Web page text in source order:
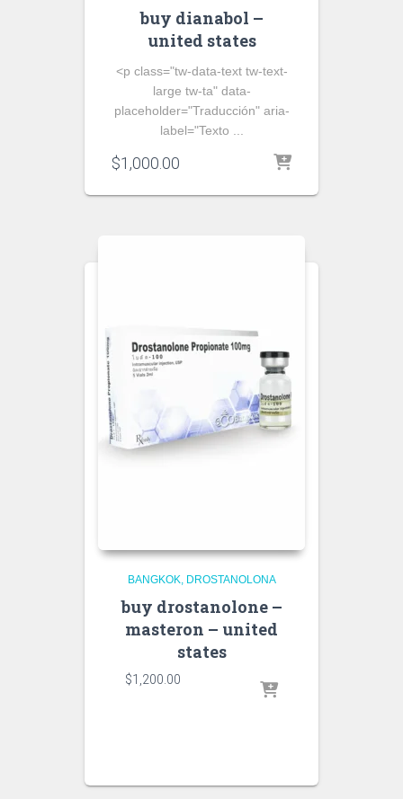
buy dianabol –
united states
<p class="tw-data-text tw-text-
large tw-ta" data-
placeholder="Traducción" aria-
label="Texto ...
$1,000.00
BANGKOK DROSTANOLONA
buy drostanolone –
masteron – united
states
$1,200.00